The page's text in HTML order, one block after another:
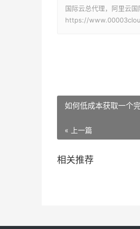
国际云总代理，阿里云
https://
如何低成本获取一个
« 上一篇
相关推荐